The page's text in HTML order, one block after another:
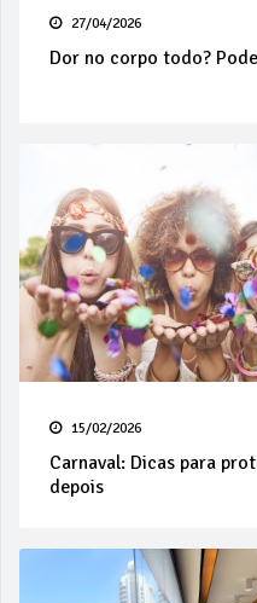
27/04/2026
Dor no corpo todo?
15/02/2026
Carnaval: Dicas para
depois